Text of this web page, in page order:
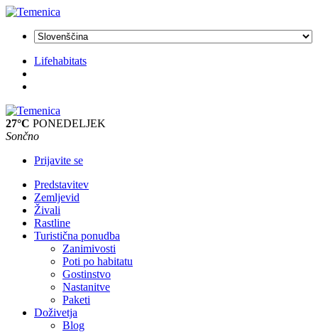
Lifehabitats
27°C PONEDELJEK
Sončno
Prijavite se
Predstavitev
Zemljevid
Živali
Rastline
Turistična ponudba
Zanimivosti
Poti po habitatu
Gostinstvo
Nastanitve
Paketi
Doživetja
Blog